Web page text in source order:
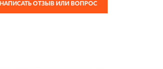
НАПИСАТЬ ОТЗЫВ ИЛИ ВОПРОС